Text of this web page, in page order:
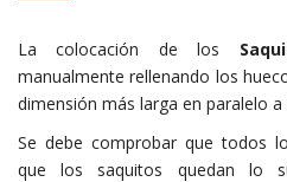
La colocación de los
manualmente rellenando los
dimensión más larga en paralelo a
Se debe comprobar que todos
que los saquitos quedan lo